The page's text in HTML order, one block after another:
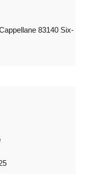
83140 Six-